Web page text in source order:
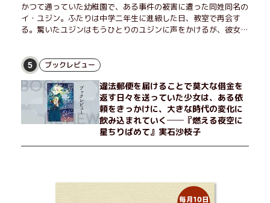
かつて通っていた幼稚園で、ある事件の被害に遭った同姓同名の
イ・ユジン。ふたりは中学二年生に進級した日、教室で再会す
る。驚いたユジンはもうひとりのユジンに声をかけるが、彼女は
トセラー小説の邦訳版。
5 ブックレビュー
違法郵便を届けることで莫大な借金を
返す日々を送っていた少女は、ある依
頼をきっかけに、大きな時代の変化に
飲み込まれていく──『燃える夜空に
星ちりばめて』実石沙枝子